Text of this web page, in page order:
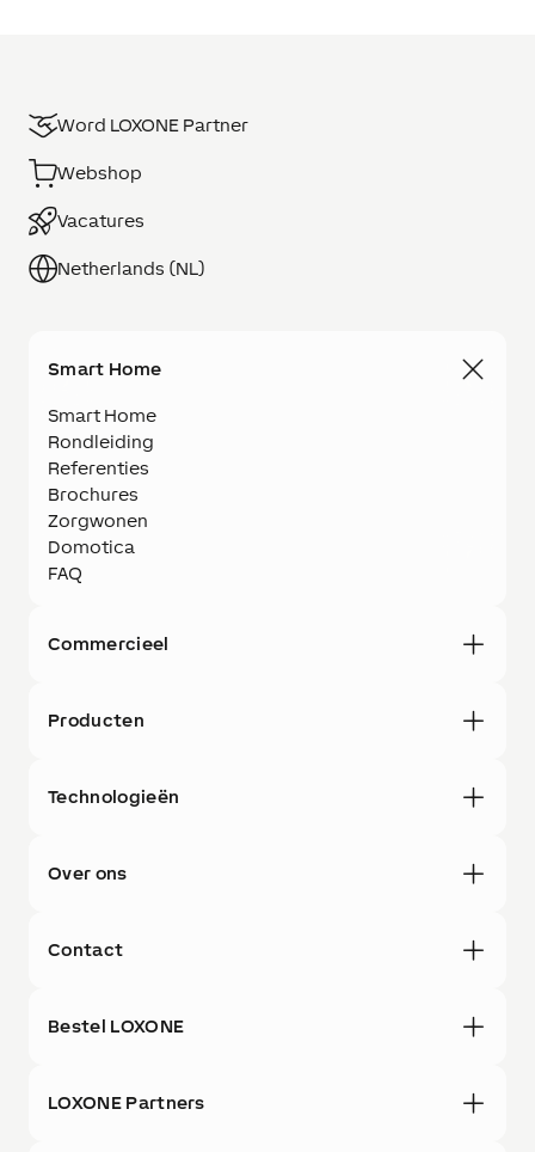
Word LOXONE Partner
Webshop
Vacatures
Netherlands (NL)
Smart Home
Smart Home
Rondleiding
Referenties
Brochures
Zorgwonen
Domotica
FAQ
Commercieel
Producten
Technologieën
Over ons
Contact
Bestel LOXONE
LOXONE Partners